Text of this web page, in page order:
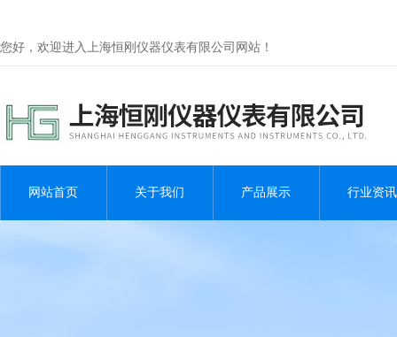
您好，欢迎进入上海恒刚仪器仪表有限公司网站！
网站首页 关于我们 产品展示 行业资讯